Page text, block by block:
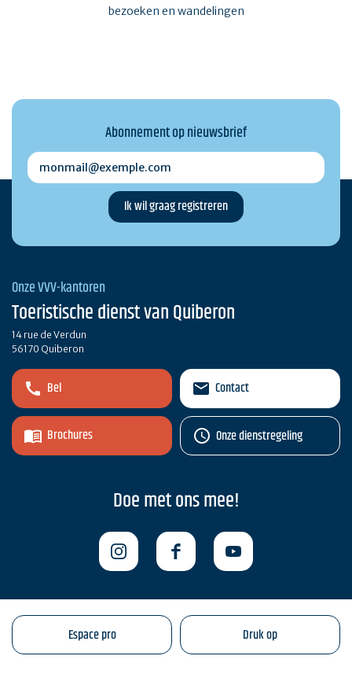
bezoeken en wandelingen
Abonnement op nieuwsbrief
monmail@exemple.com
Onze VVV-kantoren
Toeristische dienst van Quiberon
14 rue de Verdun
56170 Quiberon
Bel
Brochures
Contact
Onze dienstregeling
Doe met ons mee!
Espace pro Druk op